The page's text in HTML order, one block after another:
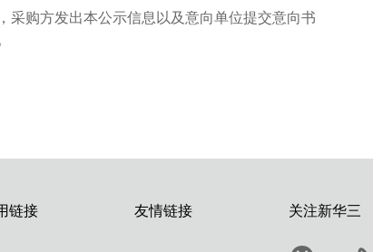
购方发出本公示信息以及意向单位提交意向书
链接 友情链接 关注新华三